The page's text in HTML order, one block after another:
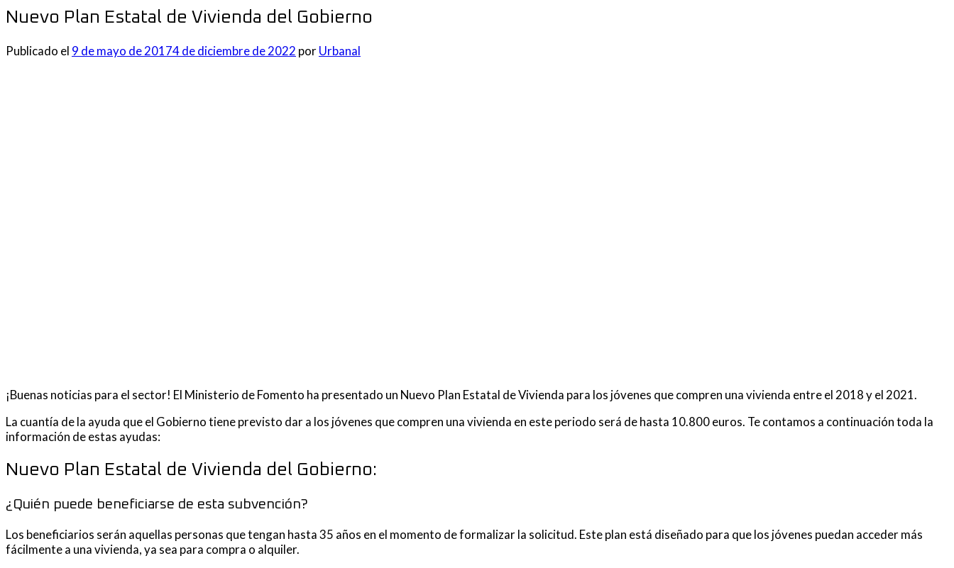
Nuevo Plan Estatal de Vivienda del Gobierno
Publicado el 9 de mayo de 20174 de diciembre de 2022 porUrbanal
¡Buenas noticias para el sector! El Ministerio de Fomento ha presentado un Nuevo Plan Estatal de Vivienda para los jóvenes que compren una vivienda entre el 2018 y el 2021.
La cuantía de la ayuda que el Gobierno tiene previsto dar a los jóvenes que compren una vivienda en este periodo será de hasta 10.800 euros. Te contamos a continuación toda la
información de estas ayudas:
Nuevo Plan Estatal de Vivienda del Gobierno:
¿Quién puede beneficiarse de esta subvención?
Los beneficiarios serán aquellas personas que tengan hasta 35 años en el momento de formalizar la solicitud. Este plan está diseñado para que los jóvenes puedan acceder más
fácilmente a una vivienda, ya sea para compra o alquiler.